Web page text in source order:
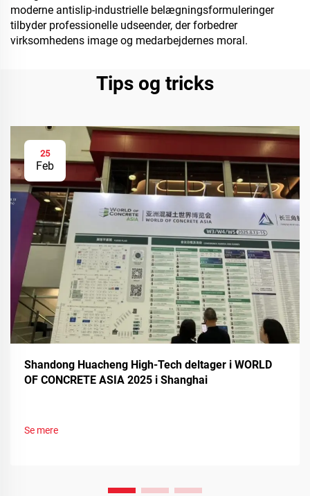
moderne antislip-industrielle belægningsformuleringer
tilbyder professionelle udseender, der forbedrer
virksomhedens image og medarbejdernes moral.
Tips og tricks
25
Feb
Shandong Huacheng High-Tech deltager i WORLD
OF CONCRETE ASIA 2025 i Shanghai
Se mere